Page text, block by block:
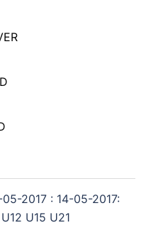
2017 : 14-05-2017:
U15 U21